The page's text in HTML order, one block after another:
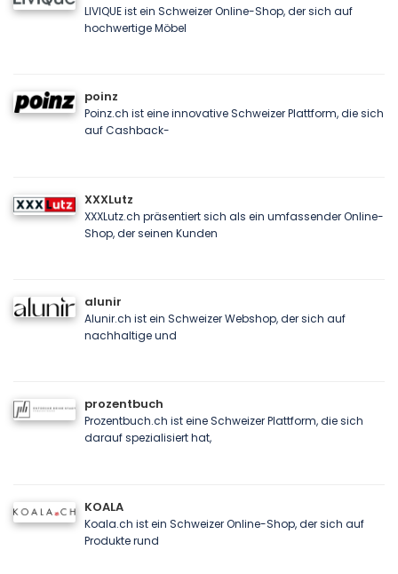
LIVIQUE ist ein Schweizer Online-Shop, der sich auf
hochwertige Möbel
poinz
Poinz.ch ist eine innovative Schweizer Plattform, die sich
auf Cashback-
XXXLutz
XXXLutz.ch präsentiert sich als ein umfassender Online-
Shop, der seinen Kunden
alunir
Alunir.ch ist ein Schweizer Webshop, der sich auf
nachhaltige und
prozentbuch
Prozentbuch.ch ist eine Schweizer Plattform, die sich
darauf spezialisiert hat,
KOALA
Koala.ch ist ein Schweizer Online-Shop, der sich auf
Produkte rund